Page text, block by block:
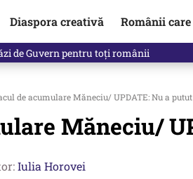
Diaspora creativă Românii
Victoria. Verdictul lui Bogdan Chirieac
de acumulare Măneciu/ UPDATE: Nu a
Măneciu/
Iulia Horovei